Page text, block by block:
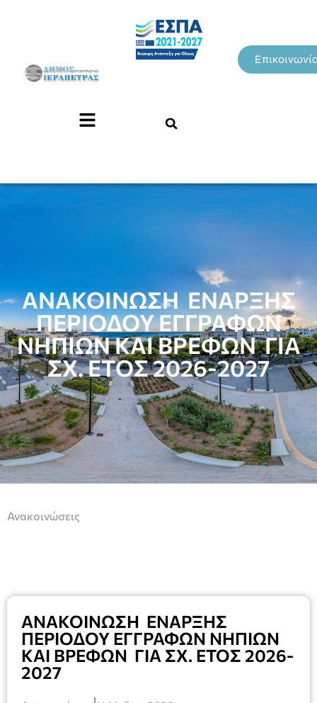
ΑΝΑΚΟΙΝΩΣΗ ΕΝΑΡΞΗΣ
ΠΕΡΙΟΔΟΥ ΕΓΓΡΑΦΩΝ
ΝΗΠΙΩΝ ΚΑΙ ΒΡΕΦΩΝ ΓΙΑ
ΣΧ. ΕΤΟΣ 2026-2027
Ανακοινώσεις
ΑΝΑΚΟΙΝΩΣΗ ΕΝΑΡΞΗΣ
ΠΕΡΙΟΔΟΥ ΕΓΓΡΑΦΩΝ ΝΗΠΙΩΝ
ΚΑΙ ΒΡΕΦΩΝ ΓΙΑ ΣΧ. ΕΤΟΣ 2026-
2027